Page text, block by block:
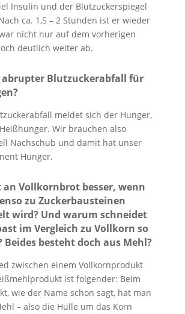
Insulin und der Blutzuckerspiegel
ca. 1,5 – 2 Stunden ist er wieder
nicht nur auf dem vorherigen
deutlich weiter ab.
abrupter Blutzuckerabfall für
meldet sich der Hunger,
Wir brauchen also
Nachschub und damit hat unser
Hunger.
an Vollkornbrot besser, wenn
zu Zuckerbausteinen
wird? Und warum schneidet
im Vergleich zu Vollkorn so
Beides besteht doch aus Mehl?
zwischen einem Vollkornprodukt
ist folgender: Beim
wie der Name schon sagt, hat man
– also die Hülle um das Korn